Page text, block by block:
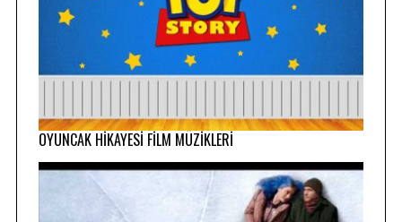
OYUNCAK HİKAYESİ FİLM MÜZİKLERİ